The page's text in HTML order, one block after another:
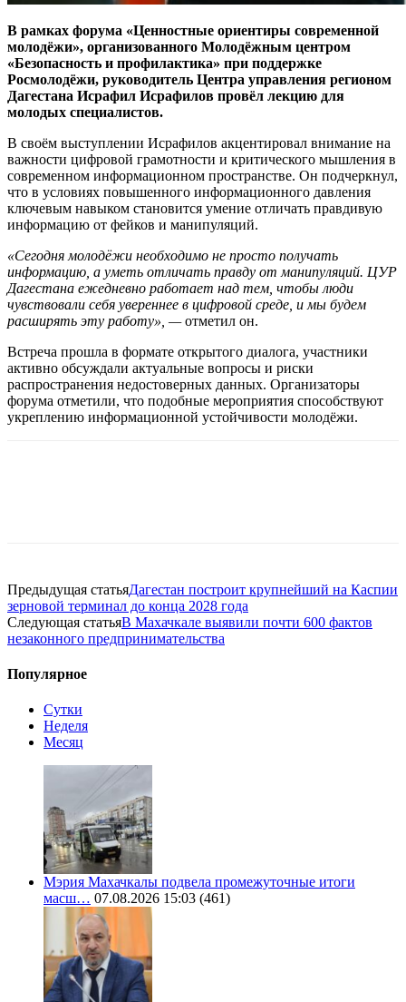
В рамках форума «Ценностные ориентиры современной
молодёжи», организованного Молодёжным центром
«Безопасность и профилактика» при поддержке
Росмолодёжи, руководитель Центра управления регионом
Дагестана Исрафил Исрафилов провёл лекцию для
молодых специалистов.
В своём выступлении Исрафилов акцентировал внимание на
важности цифровой грамотности и критического мышления в
современном информационном пространстве. Он подчеркнул,
что в условиях повышенного информационного давления
ключевым навыком становится умение отличать правдивую
информацию от фейков и манипуляций.
«Сегодня молодёжи необходимо не просто получать
информацию, а уметь отличать правду от манипуляций. ЦУР
Дагестана ежедневно работает над тем, чтобы люди
чувствовали себя увереннее в цифровой среде, и мы будем
расширять эту работу», —отметил он.
Встреча прошла в формате открытого диалога, участники
активно обсуждали актуальные вопросы и риски
распространения недостоверных данных. Организаторы
форума отметили, что подобные мероприятия способствуют
укреплению информационной устойчивости молодёжи.
Предыдущая статьяДагестан построит крупнейший на Каспии
зерновой терминал до конца 2028 года
Следующая статьяВ Махачкале выявили почти 600 фактов
незаконного предпринимательства
Популярное
Сутки
Неделя
Месяц
Мэрия Махачкалы подвела промежуточные итоги
масш… 07.08.2026 15:03 (461)